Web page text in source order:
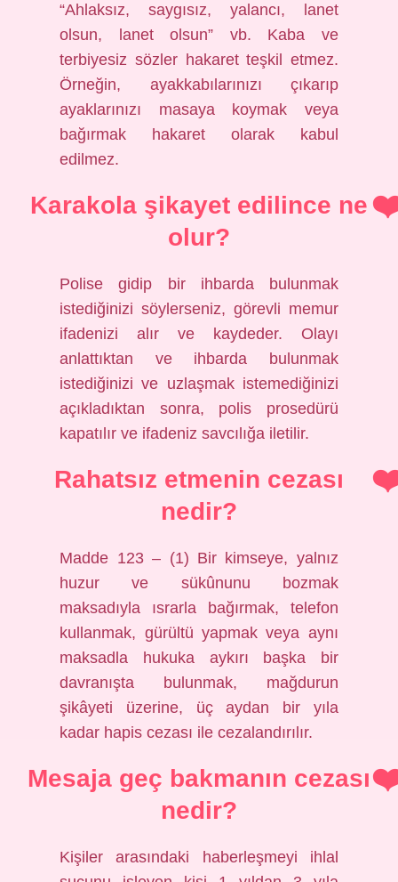
“Ahlaksız, saygısız, yalancı, lanet
olsun, lanet olsun” vb. Kaba ve
terbiyesiz sözler hakaret teşkil etmez.
Örneğin, ayakkabılarınızı çıkarıp
ayaklarınızı masaya koymak veya
bağırmak hakaret olarak kabul
edilmez.
Karakola şikayet edilince ne
olur?
Polise gidip bir ihbarda bulunmak
istediğinizi söylerseniz, görevli memur
ifadenizi alır ve kaydeder. Olayı
anlattıktan ve ihbarda bulunmak
istediğinizi ve uzlaşmak istemediğinizi
açıkladıktan sonra, polis prosedürü
kapatılır ve ifadeniz savcılığa iletilir.
Rahatsız etmenin cezası
nedir?
Madde 123 – (1) Bir kimseye, yalnız
huzur ve sükûnunu bozmak
maksadıyla ısrarla bağırmak, telefon
kullanmak, gürültü yapmak veya aynı
maksadla hukuka aykırı başka bir
davranışta bulunmak, mağdurun
şikâyeti üzerine, üç aydan bir yıla
kadar hapis cezası ile cezalandırılır.
Mesaja geç bakmanın cezası
nedir?
Kişiler arasındaki haberleşmeyi ihlal